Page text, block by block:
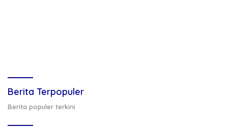
Berita Terpopuler
Berita populer terkini